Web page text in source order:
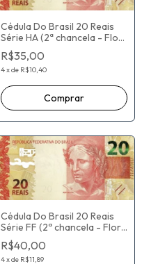
Cédula Do Brasil 20 Reais
Série HA (2ª chancela - Flor
De Estampa) Eduardo
Refinetti Guardia / Ilan
Goldfajn
R$35,00
4xde R$10,40
Cédula Do Brasil 20 Reais
Série FF (2ª chancela - Flor
De Estampa) Henrique de
Campos Meirelles / Ilan
Goldfajn
R$40,00
4xde R$11,89